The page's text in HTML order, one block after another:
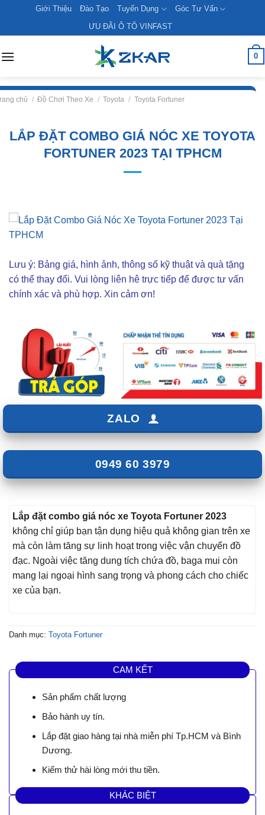
content
Giới Thiệu Đào Tạo Tuyển Dụng
Góc Tư Vấn
ƯU ĐÃI Ô TÔ VINFAST
0
chủ / Đồ Chơi Theo Xe / Toyota / Toyota Fortuner
LẮP ĐẶT COMBO GIÁ NÓC XE TOYOTA
FORTUNER 2023 TẠI TPHCM
Lưu ý: Bảng giá, hình ảnh, thông số kỹ thuật và quà tặng
có thể thay đổi. Vui lòng liên hê trực tiếp để được tư vấn
chính xác và phù hợp. Xin cảm ơn!
ZALO
0949 60 3979
Lắp đặt combo giá nóc xe Toyota Fortuner 2023
không chỉ giúp bạn tận dụng hiệu quả không gian trên xe
mà còn làm tăng sự linh hoạt trong việc vận chuyển đồ
đạc. Ngoài việc tăng dung tích chứa đồ, baga mui còn
mang lại ngoại hình sang trọng và phong cách cho chiếc
xe của bạn.
Danh mục: Toyota Fortuner
CAM KẾT
Sản phẩm chất lượng
Bảo hành uy tín.
Lắp đặt giao hàng tại nhà miễn phí Tp.HCM và Bình
Dương.
Kiểm thử hài lòng mới thu tiền.
KHÁC BIỆT